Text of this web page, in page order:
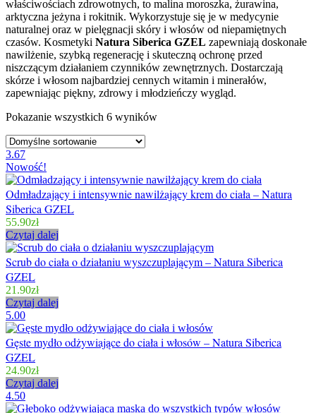
właściwościach zdrowotnych, to malina moroszka, żurawina,
arktyczna jeżyna i rokitnik. Wykorzystuje się je w medycynie
naturalnej oraz w pielęgnacji skóry i włosów od niepamiętnych
czasów. Kosmetyki Natura Siberica GZEL zapewniają doskonałe
nawilżenie, szybką regenerację i skuteczną ochronę przed
niszczącym działaniem czynników zewnętrznych. Dostarczają
skórze i włosom najbardziej cennych witamin i minerałów,
zapewniając piękny, zdrowy i młodzieńczy wygląd.
Pokazanie wszystkich 6 wyników
3.67
Nowość!
Odmładzający i intensywnie nawilżający krem do ciała – Natura
Siberica GZEL
55.90zł
Czytaj dalej
Scrub do ciała o działaniu wyszczuplającym – Natura Siberica
GZEL
21.90zł
Czytaj dalej
5.00
Gęste mydło odżywiające do ciała i włosów – Natura Siberica
GZEL
24.90zł
Czytaj dalej
4.50